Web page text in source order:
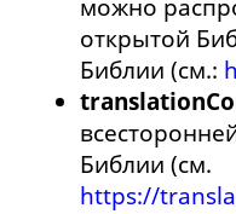
можно
открытой
Библии (см.:
Библии (см.
https://